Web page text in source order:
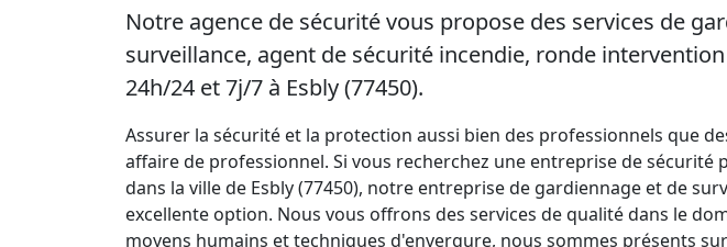
Notre agence de sécurité vous propose des services de
surveillance, agent de sécurité incendie, ronde
24h/24 et 7j/7 à Esbly (77450).
Assurer la sécurité et la protection aussi bien des professionnels que
affaire de professionnel. Si vous recherchez une entreprise de sécurité
dans la ville de Esbly (77450), notre entreprise de gardiennage et de
excellente option. Nous vous offrons des services de qualité dans le
moyens humains et techniques d'envergure, nous sommes présents